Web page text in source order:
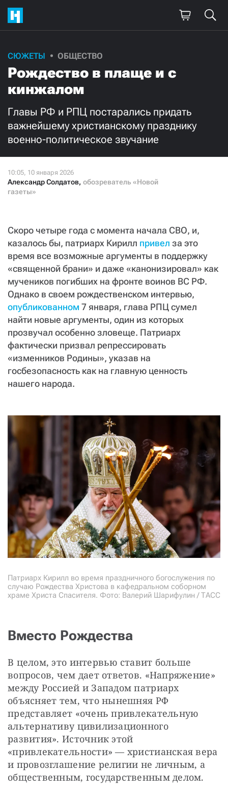
СЮЖЕТЫ ОБЩЕСТВО
Рождество в плаще и с
кинжалом
Главы РФ и РПЦ постарались придать
важнейшему христианскому празднику
военно-политическое звучание
Александр Солдатов, обозреватель «Новой
газеты»
Скоро четыре года с момента начала СВО, и,
казалось бы, патриарх Кирилл привел за это
время все возможные аргументы в поддержку
«священной брани» и даже «канонизировал» как
мучеников погибших на фронте воинов ВС РФ.
Однако в своем рождественском интервью,
опубликованном 7 января, глава РПЦ сумел
найти новые аргументы, один из которых
прозвучал особенно зловеще. Патриарх
фактически призвал репрессировать
«изменников Родины», указав на
госбезопасность как на главную ценность
нашего народа.
Патриарх Кирилл во время праздничного богослужения по
случаю Рождества Христова в кафедральном соборном
храме Христа Спасителя. Фото: Валерий Шарифулин / ТАСС
Вместо Рождества
В целом, это интервью ставит больше
вопросов, чем дает ответов. «Напряжение»
между Россией и Западом патриарх
объясняет тем, что нынешняя РФ
представляет «очень привлекательную
альтернативу цивилизационного
развития». Источник этой
«привлекательности» — христианская вера
и провозглашение религии не личным, а
общественным, государственным делом.
Поддержите
нашу работу!
Ежемесячно
3000 1000
СТАТЬ СОУЧАСТНИКОМ
ПОДЕЛИТЬСЯ С ДРУЗЬЯМИ
Если у вас есть вопросы, пишите donate@novayagazeta.ru
или
звоните:
+7 (929) 612-03-68